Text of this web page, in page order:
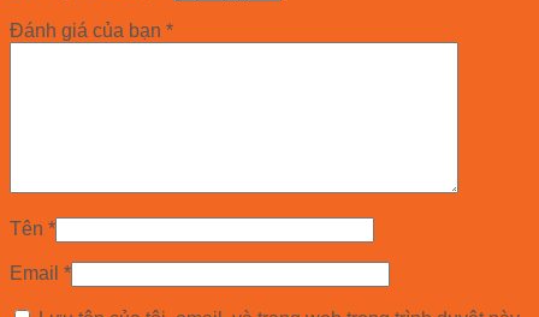
Đánh giá của bạn *
Tên *
Email *